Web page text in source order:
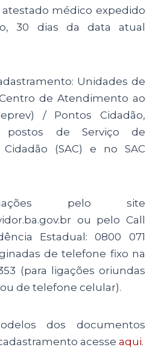
atestado médico expedido
30 dias da data atual
Unidades de
de Atendimento ao
/ Pontos Cidadão,
postos de Serviço de
(SAC) e no SAC
pelo site
ou pelo Call
Estadual: 0800 071
de telefone fixo na
(para ligações oriundas
de telefone celular).
dos documentos
acesseaqui.